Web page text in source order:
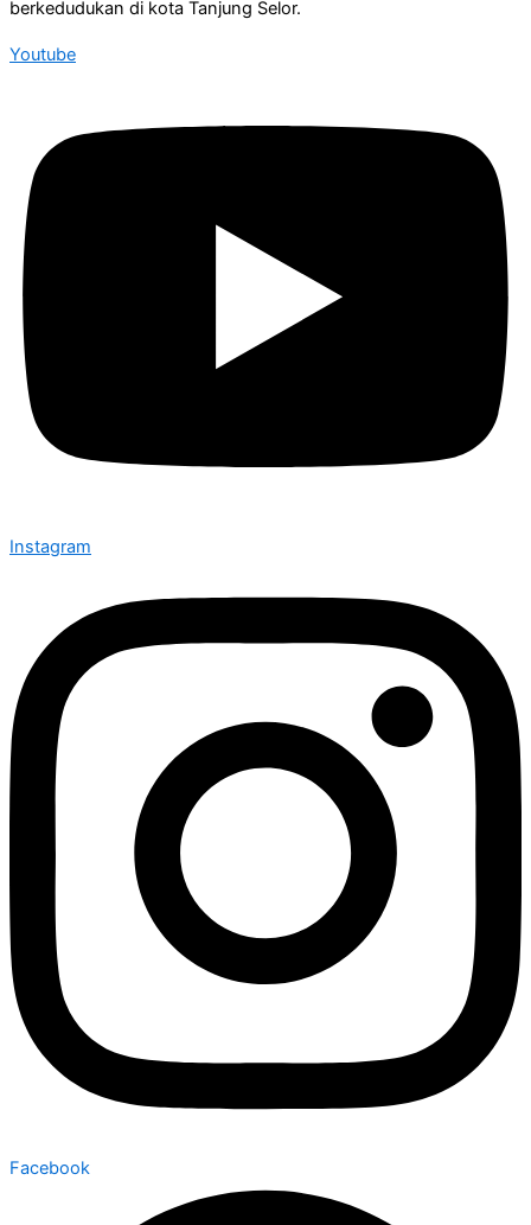
berkedudukan di kota Tanjung Selor.
Youtube
Instagram
Facebook